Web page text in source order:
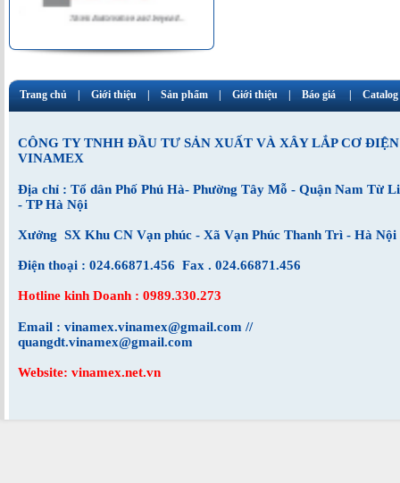
Trang chủ Giới thiệu Sản phẩm Giới thiệu Báo giá
CÔNG TY TNHH ĐẦU TƯ SẢN XUẤT VÀ XÂY LẮP CƠ ĐIỆN
VINAMEX
Địa chỉ : Tổ dân Phố Phú Hà- Phường Tây Mỗ - Quận Nam Từ
- TP Hà Nội
Xưởng SX Khu CN Vạn phúc - Xã Vạn Phúc Thanh Trì - Hà Nội
Điện thoại : 024.66871.456 Fax . 024.66871.456
Hotline kinh Doanh : 0989.330.273
Email : vinamex.vinamex@gmail.com //
quangdt.vinamex@gmail.com
Website: vinamex.net.vn